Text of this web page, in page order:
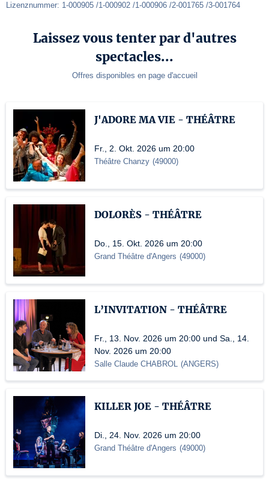
Lizenznummer: 1-000905 /1-000902 /1-000906 /2-001765 /3-001764
Laissez vous tenter par d'autres
spectacles...
Offres disponibles en page d'accueil
J'ADORE MA VIE - THÉÂTRE
Fr., 2. Okt. 2026 um 20:00
Théâtre Chanzy (49000)
DOLORÈS - THÉÂTRE
Do., 15. Okt. 2026 um 20:00
Grand Théâtre d'Angers (49000)
L’INVITATION - THÉÂTRE
Fr., 13. Nov. 2026 um 20:00 und Sa., 14.
Nov. 2026 um 20:00
Salle Claude CHABROL (ANGERS)
KILLER JOE - THÉÂTRE
Di., 24. Nov. 2026 um 20:00
Grand Théâtre d'Angers (49000)